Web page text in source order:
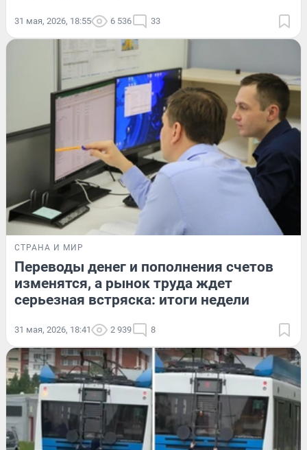
31 мая, 2026, 18:55 6 536 33
СТРАНА И МИР
Переводы денег и пополнения счетов
изменятся, а рынок труда ждет
серьезная встряска: итоги недели
31 мая, 2026, 18:41 2 939 8